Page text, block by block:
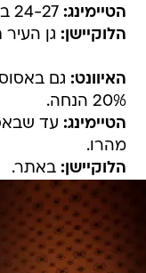
הטיימינג: 24-27 בספטמבר.
הלוקיישן: גן
האיוונט: גם
20% הנחה.
הטיימינג: עד
מהרו.
הלוקיישן: באתר.